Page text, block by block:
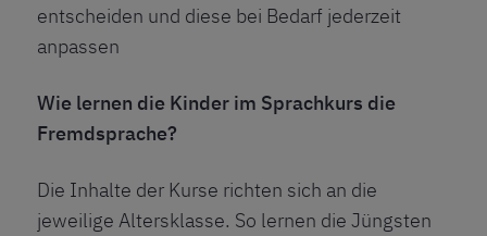
entscheiden und diese bei Bedarf jederzeit
anpassen
Wie lernen die Kinder im Sprachkurs die
Fremdsprache?
Die Inhalte der Kurse richten sich an die
jeweilige Altersklasse. So lernen die Jüngsten